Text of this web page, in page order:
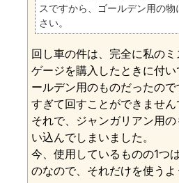
スですから、ゴールデン用の
さい。
回し車の件は、完全に私のミ
ゲージを購入したときに付
ールデン用のものだったの
すぎて回すことができません
それで、ジャンガリアン用
い込んでしまいました。
今、使用しているものの1つ
のなので、それだけを使うよ